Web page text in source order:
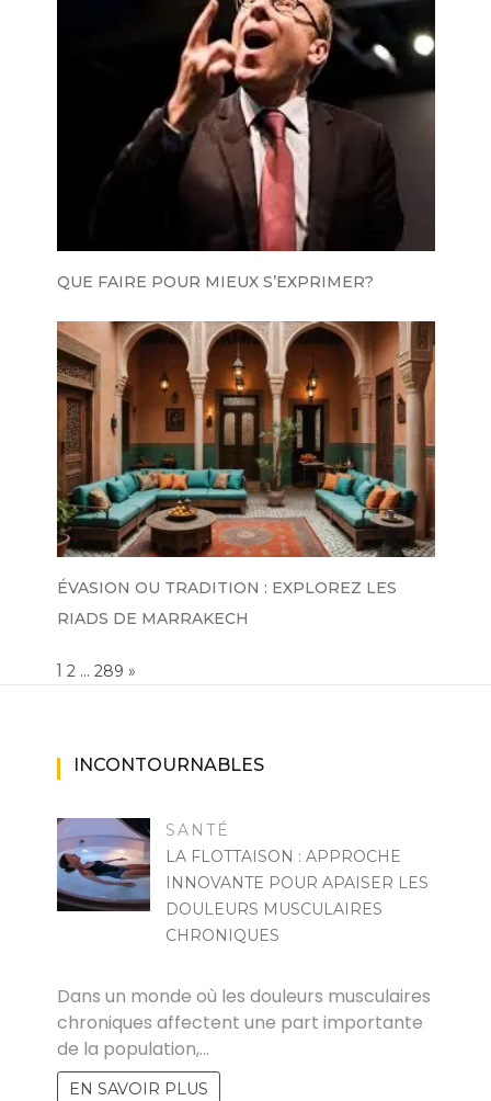
QUE FAIRE POUR MIEUX S’EXPRIMER?
ÉVASION OU TRADITION : EXPLOREZ LES
RIADS DE MARRAKECH
Page:
1 2 … 289 NEXT
»
INCONTOURNABLES
SANTÉ
LA FLOTTAISON : APPROCHE
INNOVANTE POUR APAISER LES
DOULEURS MUSCULAIRES
CHRONIQUES
Dans un monde où les douleurs musculaires
chroniques affectent une part importante
de la population,…
EN SAVOIR PLUS